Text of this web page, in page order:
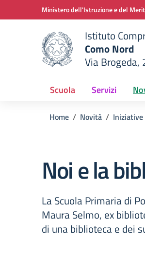
Vai ai contenuti
Vai al menu di navigazioneMinistero dell'Istruzione e del
scuola
Istituto
Como Nord
Via Brogeda,
Scuola Servizi
Home Novità Iniziative
Noi e la
La Scuola Primaria di
Maura Selmo, ex
di una biblioteca e dei